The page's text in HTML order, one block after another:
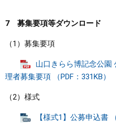
7 募集要項等ダウンロード
​（1）募集要項
山口きらら博記念公園
理者募集要項 （PDF：331KB）
（2）様式
【様式1】公募申込書